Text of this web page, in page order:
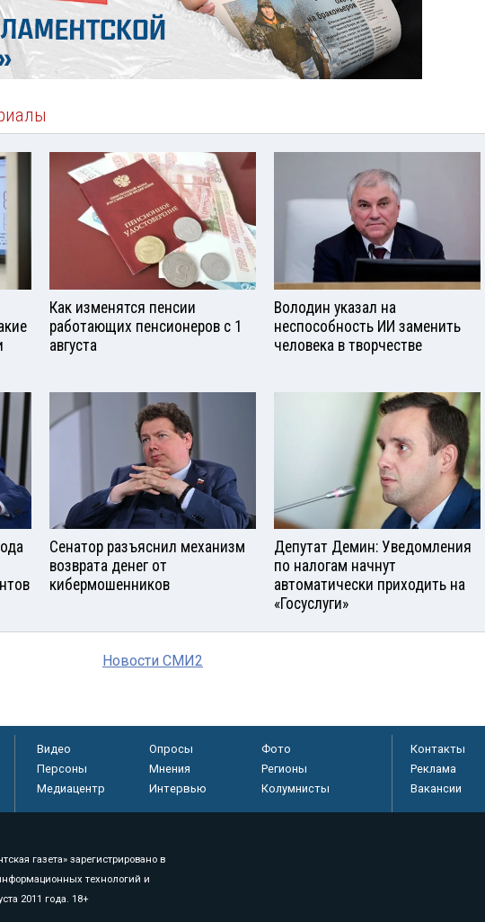
Как изменятся пенсии
работающих пенсионеров с 1
августа
Володин указал на
неспособность ИИ заменить
человека в творчестве
Сенатор разъяснил механизм
возврата денег от
кибермошенников
Депутат Демин: Уведомления
по налогам начнут
автоматически приходить на
«Госуслуги»
Новости СМИ2
Видео Опросы
Фото
Персоны
Мнения
Регионы
Медиацентр
Интервью Колумнисты
Контакты
Реклама
Вакансии
газета» зарегистрировано в
технологий и
2011 года. 18+